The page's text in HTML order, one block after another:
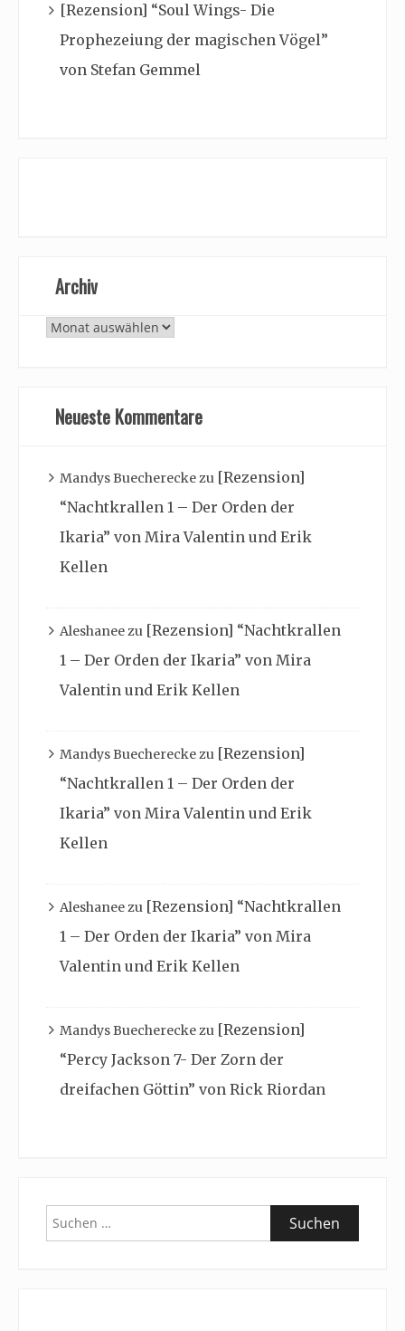
[Rezension] “Soul Wings- Die
Prophezeiung der magischen Vögel”
von Stefan Gemmel
Archiv
Archiv
Neueste Kommentare
Mandys Buechereckezu [Rezension]
“Nachtkrallen 1 – Der Orden der
Ikaria” von Mira Valentin und Erik
Kellen
Aleshaneezu [Rezension] “Nachtkrallen
1 – Der Orden der Ikaria” von Mira
Valentin und Erik Kellen
Mandys Buechereckezu [Rezension]
“Nachtkrallen 1 – Der Orden der
Ikaria” von Mira Valentin und Erik
Kellen
Aleshaneezu [Rezension] “Nachtkrallen
1 – Der Orden der Ikaria” von Mira
Valentin und Erik Kellen
Mandys Buechereckezu [Rezension]
“Percy Jackson 7- Der Zorn der
dreifachen Göttin” von Rick Riordan
Suchen
nach: